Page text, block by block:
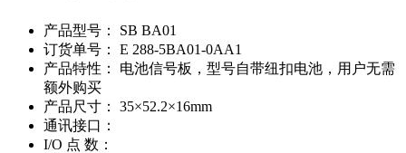
产品型号：
SB BA01
订货单号：
E 288-5BA01-0AA1
产品特性：
电池信号板，型号自带纽扣电池，用户无需
额外购买
产品尺寸：
35×52.2×16mm
通讯接口：
I/O 点 数：